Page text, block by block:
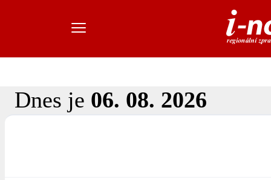
Dnes je 06. 08. 2026